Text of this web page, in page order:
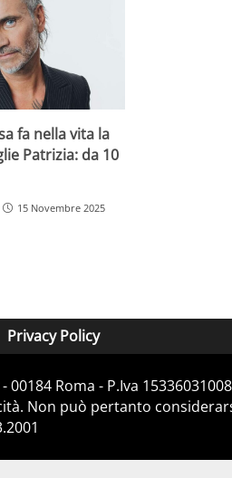
fa nella vita la
Patrizia: da 10
15 Novembre 2025
Privacy Policy
Roma - P.Iva
Non può pertanto